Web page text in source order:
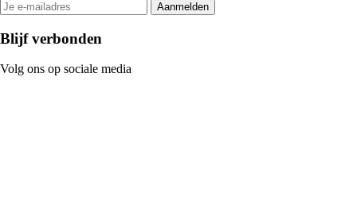
Aanmelden
Blijf verbonden
Volg ons op sociale media